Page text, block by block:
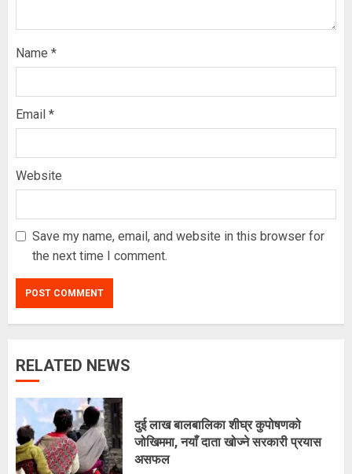
Name *
Email *
Website
Save my name, email, and website in this browser for
the next time I comment.
RELATED NEWS
दुई लाख बालबालिका शीघ्र कुपोषणको
जोखिममा, नयाँ दाता खोज्ने सरकारी प्रयास
असफल
3
२०८३ श्रावण २१, बिहीबार १६:०३ गते